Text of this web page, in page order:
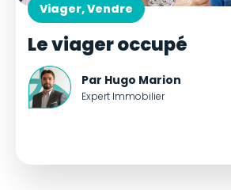
Viager, Vendre
Le viager occupé
Par Hugo Marion
Expert Immobilier